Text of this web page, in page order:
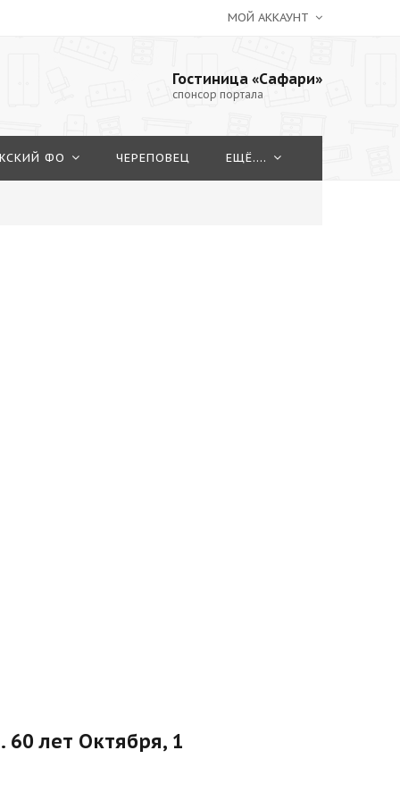
МОЙ АККАУНТ
Гостиница «Сафари»
спонсор портала
ФО ЧЕРЕПОВЕЦ ЕЩЁ....
60 лет Октября, 1